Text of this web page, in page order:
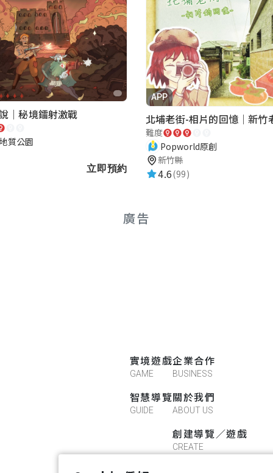
｜秘境鐳射激戰
質公園
立即預約
APP
難度
Popworld原創
新竹縣
4.6(99)
廣告
實境遊戲
GAME
智慧導覽
GUIDE
企業合作
BUSINESS
關於我們
ABOUT US
創建導覽／遊戲
CREATE